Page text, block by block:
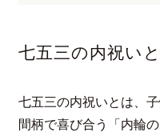
七五三の内祝い
七五三の内祝いとは、
間柄で喜び合う「内輪